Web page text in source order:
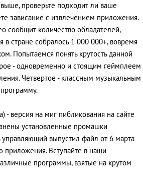
проверьте подходит ли ваше
зависание с извлечением приложения.
сообщит количество обладателей,
стране собралось 1 000 000+, вовремя
Попытаемся понять крутость данной
- одновременно и стоящим геймплеем
Четвертое - классным музыкальным
версия на миг пибликования на сайте
установленные промашки
выпустил файл от 6 марта
приложения. Вступайте в наши
программы, взятые на крутом